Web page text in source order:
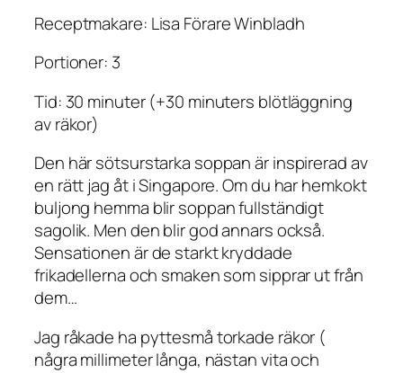
Receptmakare: Lisa Förare Winbladh
Portioner: 3
Tid: 30 minuter (+30 minuters blötläggning
av räkor)
Den här sötsurstarka soppan är inspirerad av
en rätt jag åt i Singapore. Om du har hemkokt
buljong hemma blir soppan fullständigt
sagolik. Men den blir god annars också.
Sensationen är de starkt kryddade
frikadellerna och smaken som sipprar ut från
dem…
Jag råkade ha pyttesmå torkade räkor (
några millimeter långa, nästan vita och